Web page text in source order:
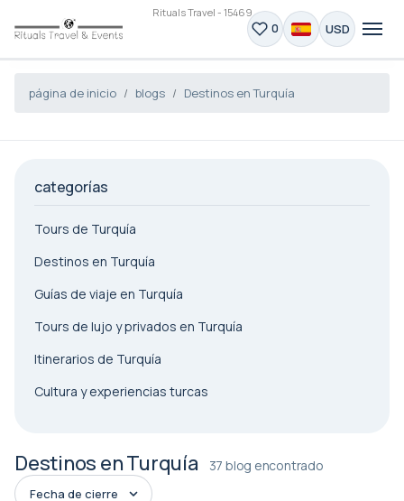
Rituals Travel - 15469
0 USD
página de inicio blogs Destinos en Turquía
categorías
Tours de Turquía
Destinos en Turquía
Guías de viaje en Turquía
Tours de lujo y privados en Turquía
Itinerarios de Turquía
Cultura y experiencias turcas
Destinos en Turquía 37 blog encontrado